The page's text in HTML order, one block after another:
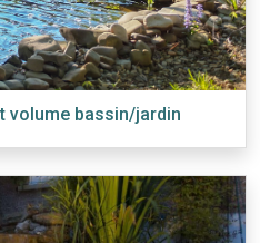
volume bassin/jardin